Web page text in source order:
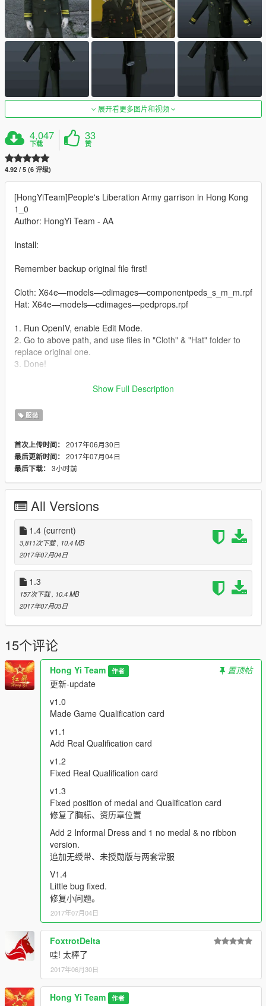
展开看更多图片和视频
4,047
下载
33
赞
4.92 / 5 (6 评级)
[HongYiTeam]People's Liberation Army garrison in Hong Kong
1_0
Author: HongYi Team - AA
Install:
Remember backup original file first!
Cloth: X64e—models—cdimages—componentpeds_s_m_m.rpf
Hat: X64e—models—cdimages—pedprops.rpf
1. Run OpenIV, enable Edit Mode.
2. Go to above path, and use files in "Cloth" & "Hat" folder to
replace original one.
3. Done!
You can use any Trainer spwan this NPC, or use it in Director
----------
----------
HongYi Team created 3 new paintjobs for 3 mods, they are J-
15a flying Shark, Z-9 Rescue helicopter, Z-9C Anti-Submarine
Warfare helicopter.
Aircraft Carrier.
You can download these 3 new paintjobs, and install them first.
And you will see j15a and Z-9 helicopter on the deck of Carrier,
after you install our new Mod: Chinese Liaoning Aircraft Carrier.
To save your time, you can click our mainpage link in below,
and find all these 3 new paintjobs in the list of our works.
更新-update
v1.0
Made Game Qualification card
v1.1
Add Real Qualification card
v1.2
Fixed Real Qualification card
Fixed position of medal and Qualification card
修复了胸标、资历章位置
Add 2 Informal Dress and 1 no medal & no ribbon version.
追加无绶带、未授勋版与两套常服
修复细节问题
Hong Yi Team
https://www.gta5-mods.com/users/Hong%20Yi%20Team
----------------
红羿团队敬上
HongYi team present
Show Full Description
服装
首次上传时间： 2017年06月30日
最后更新时间： 2017年07月04日
最后下载： 3小时前
All Versions
1.4 (current)
3,811次下载, 10.4 MB
2017年07月04日
1.3
157次下载, 10.4 MB
2017年07月03日
15个评论
Hong Yi Team 作者
置顶帖
更新-update
v1.0
Made Game Qualification card
v1.1
Add Real Qualification card
v1.2
Fixed Real Qualification card
v1.3
Fixed position of medal and Qualification card
修复了胸标、资历章位置
Add 2 Informal Dress and 1 no medal & no ribbon
version.
追加无绶带、未授勋版与两套常服
V1.4
Little bug fixed.
修复小问题。
2017年07月04日
FoxtrotDelta
哇! 太棒了
2017年06月30日
Hong Yi Team 作者